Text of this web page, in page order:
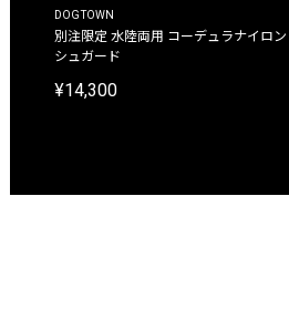
DOGTOWN
別注限定 水陸両用 コーデュラナイロン
シュガード
¥14,300